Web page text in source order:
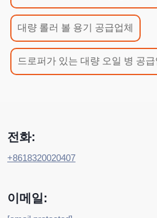
대량 롤러 볼 용기 공급업체
드로퍼가 있는 대량 오일 병 공급
전화:
+8618320020407
이메일: